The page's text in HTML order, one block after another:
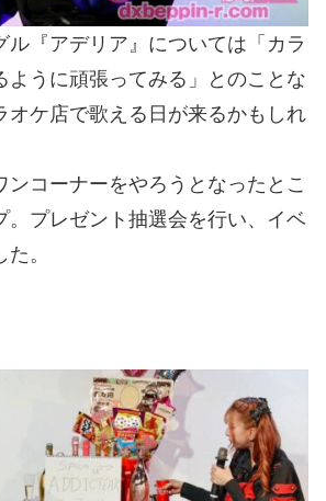
ル『アデリア』については「カラ
ように頑張ってみる」とのことな
オケ店で歌える日が来るかもしれ
ンコーナーをやろうとなったとこ
。プレゼント抽選会を行い、イベ
。